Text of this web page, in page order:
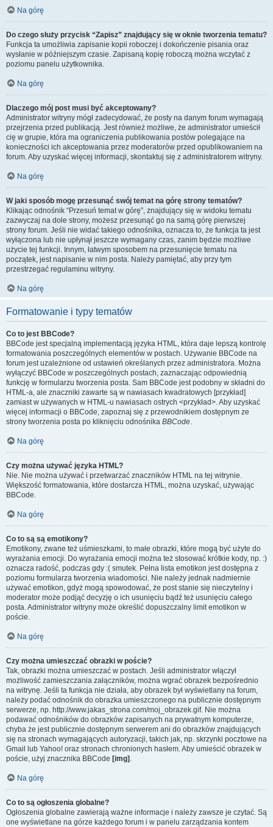
Na górę
Do czego służy przycisk “Zapisz” znajdujący się w oknie tworzenia tematu?
Funkcja ta umożliwia zapisanie kopii roboczej i dokończenie pisania oraz
wysłanie w późniejszym czasie. Zapisaną kopię roboczą można wczytać z
poziomu panelu użytkownika.
Na górę
Dlaczego mój post musi być akceptowany?
Administrator witryny mógł zadecydować, że posty na danym forum wymagają
przejrzenia przed publikacją. Jest również możliwe, że administrator umieścił
cię w grupie, która ma ograniczenia publikowania postów polegające na
konieczności ich akceptowania przez moderatorów przed opublikowaniem na
forum. Aby uzyskać więcej informacji, skontaktuj się z administratorem witryny.
Na górę
W jaki sposób mogę przesunąć swój temat na górę strony tematów?
Klikając odnośnik “Przesuń temat w górę”, znajdujący się w widoku tematu
zazwyczaj na dole strony, możesz przesunąć go na samą górę pierwszej
strony forum. Jeśli nie widać takiego odnośnika, oznacza to, że funkcja ta jest
wyłączona lub nie upłynął jeszcze wymagany czas, zanim będzie możliwe
użycie tej funkcji. Innym, łatwym sposobem na przesunięcie tematu na
początek, jest napisanie w nim posta. Należy pamiętać, aby przy tym
przestrzegać regulaminu witryny.
Na górę
Formatowanie i typy tematów
Co to jest BBCode?
BBCode jest specjalną implementacją języka HTML, która daje lepszą kontrolę
formatowania poszczególnych elementów w postach. Używanie BBCode na
forum jest uzależnione od ustawień określanych przez administratora. Można
wyłączyć BBCode w poszczególnych postach, zaznaczając odpowiednią
funkcję w formularzu tworzenia posta. Sam BBCode jest podobny w składni do
HTML-a, ale znaczniki zawarte są w nawiasach kwadratowych [przykład]
zamiast w używanych w HTML-u nawiasach ostrych <przykład>. Aby uzyskać
więcej informacji o BBCode, zapoznaj się z przewodnikiem dostępnym ze
strony tworzenia posta po kliknięciu odnośnika BBCode.
Na górę
Czy można używać języka HTML?
Nie. Nie można używać i przetwarzać znaczników HTML na tej witrynie.
Większość formatowania, które dostarcza HTML, można uzyskać, używając
BBCode.
Na górę
Co to są są emotikony?
Emotikony, zwane też uśmieszkami, to małe obrazki, które mogą być użyte do
wyrażania emocji. Do wyrażania emocji można też stosować krótkie kody, np. :)
oznacza radość, podczas gdy :( smutek. Pełna lista emotikon jest dostępna z
poziomu formularza tworzenia wiadomości. Nie należy jednak nadmiernie
używać emotikon, gdyż mogą spowodować, że post stanie się nieczytelny i
moderator może podjąć decyzję o ich usunięciu bądź też usunięciu całego
posta. Administrator witryny może określić dopuszczalny limit emotikon w
poście.
Na górę
Czy można umieszczać obrazki w poście?
Tak, obrazki można umieszczać w postach. Jeśli administrator włączył
możliwość zamieszczania załączników, można wgrać obrazek bezpośrednio
na witrynę. Jeśli ta funkcja nie działa, aby obrazek był wyświetlany na forum,
należy podać odnośnik do obrazka umieszczonego na publicznie dostępnym
serwerze, np. http://www.jakas_strona.com/moj_obrazek.gif. Nie można
podawać odnośników do obrazków zapisanych na prywatnym komputerze,
chyba że jest publicznie dostępnym serwerem ani do obrazków znajdujących
się na stronach wymagających autoryzacji, takich jak, np. skrzynki pocztowe na
Gmail lub Yahoo! oraz stronach chronionych hasłem. Aby umieścić obrazek w
poście, użyj znacznika BBCode [img] .
Na górę
Co to są ogłoszenia globalne?
Ogłoszenia globalne zawierają ważne informacje i należy zawsze je czytać. Są
one wyświetlane na górze każdego forum i w panelu zarządzania kontem